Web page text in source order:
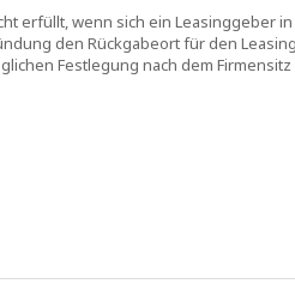
erfüllt, wenn sich ein Leasinggeber
den Rückgabeort für den
Festlegung nach dem